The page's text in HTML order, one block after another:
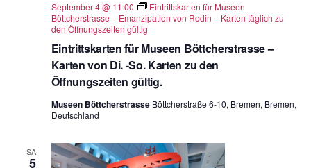
Eintrittskarten für Museen Böttcherstrasse –
Karten von Di. -So. Karten zu den
Öffnungszeiten gültig.
September 4 @ 11:00
Eintrittskarten für Museen
Böttcherstrasse – Emanzipation von Rodin – Karten täglich zu
den Öffnungszeiten gültig
Museen Böttcherstrasse Böttcherstraße 6-10, Bremen, Bremen,
Deutschland
SA.
5